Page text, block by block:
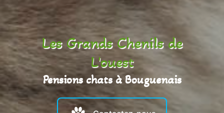
Les Grands Chenils de
L'ouest
Pensions chats à Bouguenais